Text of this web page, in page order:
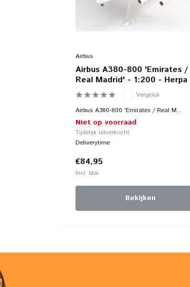
Airbus
Airbus A380-800 'Emirates /
Real Madrid' - 1:200 - Herpa
Vergelijk
Airbus A380-800 'Emirates / Real M...
Niet op voorraad
Tijdelijk uitverkocht
Deliverytime
€84,95
Incl. btw
Bekijken